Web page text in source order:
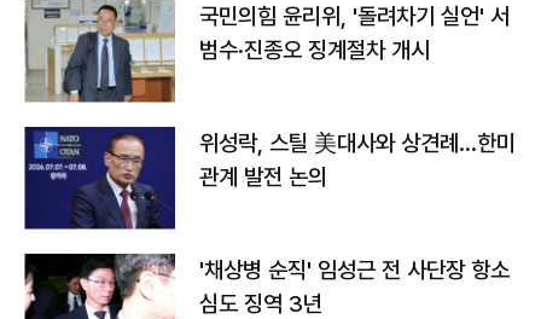
국민의힘 윤리위, '돌려차기 실언' 서
범수·진종오 징계절차 개시
위성락, 스틸 美대사와 상견례…한미
관계 발전 논의
'채상병 순직' 임성근 전 사단장 항소
심도 징역 3년